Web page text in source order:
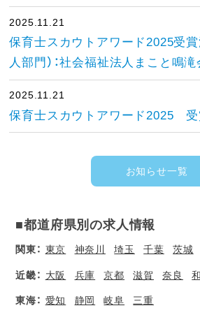
2025.11.21
保育士スカウトアワード2025受賞
人部門）：社会福祉法人まこと鳴
2025.11.21
保育士スカウトアワード2025 受
お知らせ一覧
■都道府県別の求人情報
関東： 東京 神奈川 埼玉 千葉 茨城
近畿： 大阪 兵庫 京都 滋賀 奈良
東海： 愛知 静岡 岐阜 三重